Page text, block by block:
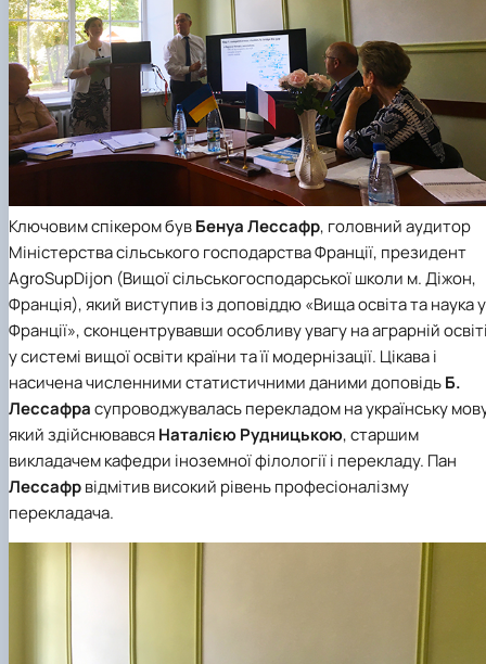
Ключовим спікером бувБенуа Лессафр, головний аудитор
Міністерства сільського господарства Франції, президент
AgroSupDijon (Вищої сільськогосподарської школи м. Діжон,
Франція), який виступив із доповіддю «Вища освіта та наука у
Франції», сконцентрувавши особливу увагу на аграрній
у системі вищої освіти країни та її модернізації. Цікава і
насичена численними статистичними даними доповідьБ.
Лессафрасупроводжувалась перекладом на українську
який здійснювавсяНаталією Рудницькою, старшим
викладачемкафедри іноземної філології і перекладу. Пан
Лессафрвідмітив високий рівень професіоналізму
перекладача.